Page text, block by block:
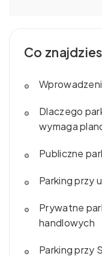
Co
Dlaczego
wymaga
Publiczne
Parking przy
Prywatne
handlowych
Parking przy